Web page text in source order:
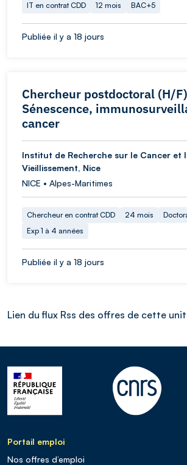
IT en contrat CDD 12 mois BAC+5
Publiée il y a 18 jours
Chercheur postdoctoral (H/F)
Sénescence,
cancer
Institut de Recherche sur le Cancer et
Vieillissement, Nice
NICE • Alpes-Maritimes
Chercheur en contrat CDD 24 mois
Exp 1 à 4 années
Publiée il y a 18 jours
Lien du flux Rss des offres de cette
Portail emploi
Nos offres d’emploi